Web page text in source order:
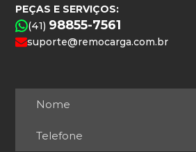
PEÇAS E SERVIÇOS:
(41) 98855-7561
suporte@remocarga.com.br